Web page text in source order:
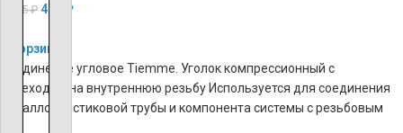
1 175₽ 470 ₽
В корзину
Соединение угловое Tiemme. Уголок компрессионный с
переходом на внутреннюю резьбу Используется для соединения
металлопластиковой трубы и компонента системы с резьбовым